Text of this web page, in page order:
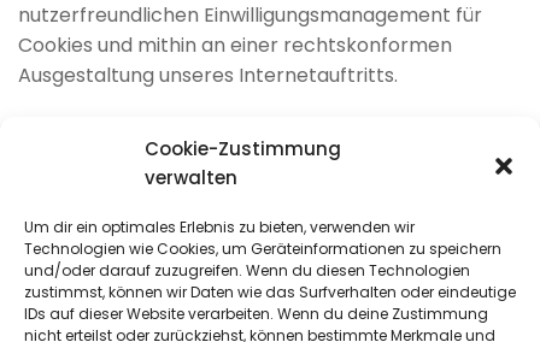
Cookie-Zustimmung
verwalten
Um dir ein optimales Erlebnis zu bieten, verwenden wir
Technologien wie Cookies, um Geräteinformationen zu speichern
und/oder darauf zuzugreifen. Wenn du diesen Technologien
zustimmst, können wir Daten wie das Surfverhalten oder eindeutige
IDs auf dieser Website verarbeiten. Wenn du deine Zustimmung
nicht erteilst oder zurückziehst, können bestimmte Merkmale und
nutzerfreundlichen Einwilligungsmanagement für
Cookies und mithin an einer rechtskonformen
Ausgestaltung unseres Internetauftritts.
ferner Art. 6 Abs. 1 lit. c DSGVO. Wir unterliegen als
Verantwortliche der rechtlichen Verpflichtung, den
Einsatz technisch nicht notwendiger Cookies von der
jeweiligen Nutzereinwilligung abhängig zu machen.
Soweit erforderlich, haben wir mit dem Anbieter
einen Auftragsverarbeitungsvertrag geschlossen,